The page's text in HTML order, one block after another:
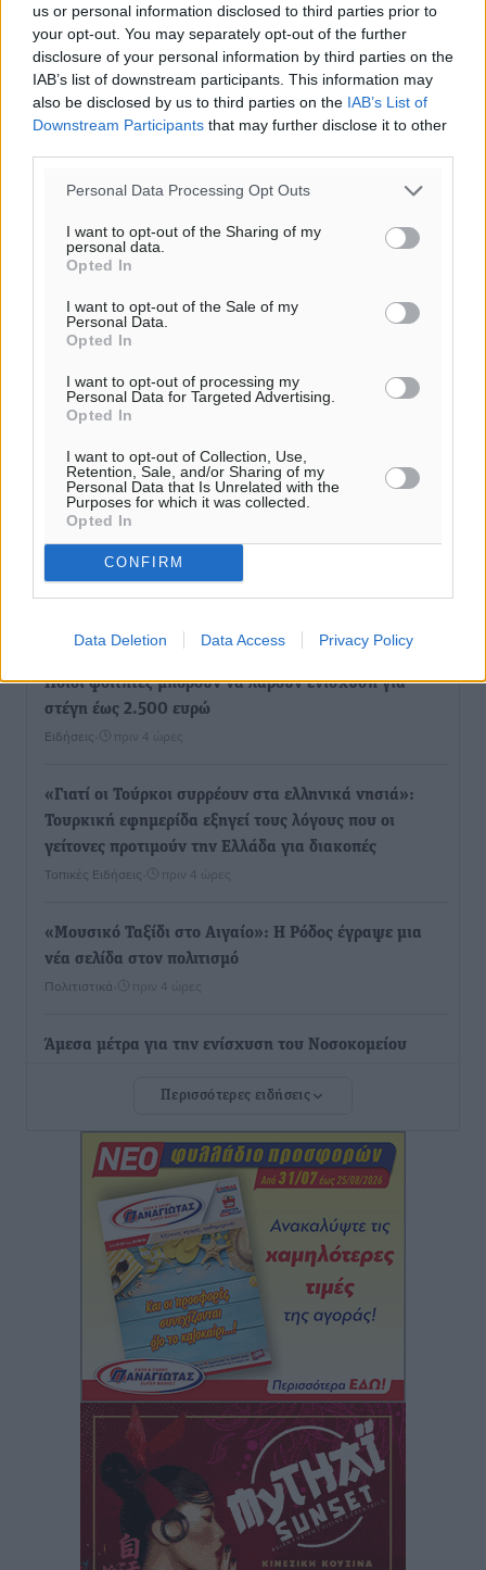
us or personal information disclosed to third parties prior to
your opt-out. You may separately opt-out of the further
disclosure of your personal information by third parties on the
IAB’s list of downstream participants. This information may
also be disclosed by us to third parties on the IAB’s List of
Downstream Participants that may further disclose it to other
Personal Data Processing Opt Outs
I want to opt-out of the Sharing of my
personal data.
Opted In
I want to opt-out of the Sale of my
Personal Data.
Opted In
I want to opt-out of processing my
Personal Data for Targeted Advertising.
Opted In
I want to opt-out of Collection, Use,
Retention, Sale, and/or Sharing of my
Personal Data that Is Unrelated with the
Purposes for which it was collected.
Opted In
CONFIRM
Data Deletion Data Access Privacy Policy
Ροή ειδήσεων
Τριήμερο εξόδου: Πάνω από 129.000 επιβάτες
αναχωρούν από Πειραιά, Ραφήνα και Λαύριο
Ειδήσεις• πριν 3 ώρες
Τι αλλάζει το χωροταξικό στις τουριστικές επενδύσεις
Τοπικές Ειδήσεις• πριν 3 ώρες
ΥΠΑΑΤ: 12,5 εκατ. ευρώ στις 13 Περιφέρειες για μέτρα
βιοασφάλειας
Ποιοι φοιτητές μπορούν να λάβουν ενίσχυση για
στέγη έως 2.500 ευρώ
Ειδήσεις πριν 4 ώρες
«Γιατί οι Τούρκοι συρρέουν στα ελληνικά νησιά»:
Τουρκική εφημερίδα εξηγεί τους λόγους που οι
γείτονες προτιμούν την Ελλάδα για διακοπές
Τοπικές Ειδήσεις πριν 4 ώρες
«Μουσικό Ταξίδι στο Αιγαίο»: Η Ρόδος έγραψε μια
νέα σελίδα στον πολιτισμό
Πολιτιστικά πριν 4 ώρες
Άμεσα μέτρα για την ενίσχυση του Νοσοκομείου
ανακοίνωσε ο Άδωνις Γεωργιάδης
Iατρικός Σύλλογος Ροδου προς Α. Γεωργιάδη:
Στρατηγικές Προτάσεις για την Ενίσχυση της
Δημόσιας Υγείας στη Νησιωτική Ελλάδα και στα
Νοσοκομεία της Γ΄ Ζώνης
Τοπικές Ειδήσεις πριν 5 ώρες
Πάνθηρες: Ξεκίνησαν αισιόδοξοι για την παρθενική
“πτήση” τους
Αθλητικά• πριν 5 ώρες
Άρης Αρχαγγέλου: Στο πλευρό του άτυχου Ιάκωβου
πριν 5 ώρες
Περισσότερες ειδήσεις